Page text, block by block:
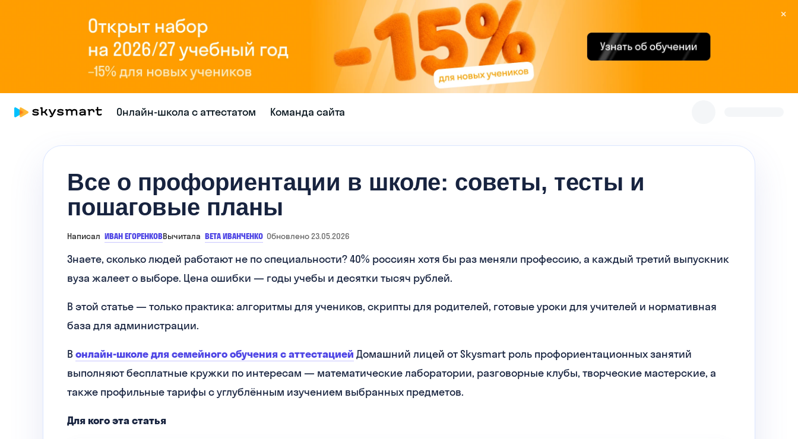
×
Онлайн-школа с аттестатом Команда сайта
Все о профориентации в школе: советы, тесты и
пошаговые планы
Написал ИВАН ЕГОРЕНКОВВычитала ВЕТА ИВАНЧЕНКО Обновлено 23.05.2026
Знаете, сколько людей работают не по специальности? 40% россиян хотя бы раз меняли профессию, а каждый третий выпускник
вуза жалеет о выборе. Цена ошибки — годы учебы и десятки тысяч рублей.
В этой статье — только практика: алгоритмы для учеников, скрипты для родителей, готовые уроки для учителей и нормативная
база для администрации.
В онлайн-школе для семейного обучения с аттестацией Домашний лицей от Skysmart роль профориентационных занятий
выполняют бесплатные кружки по интересам — математические лаборатории, разговорные клубы, творческие мастерские, а
также профильные тарифы с углублённым изучением выбранных предметов.
Для кого эта статья